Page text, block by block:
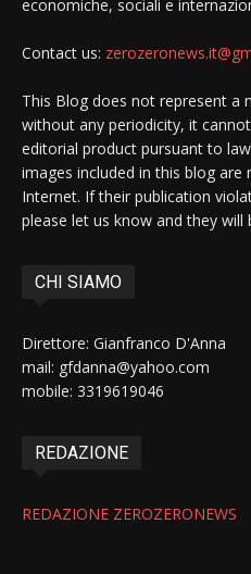
economiche, sociali e
Contact us:
This Blog does not represent a
without any periodicity, it
editorial product pursuant to
images included in this blog
Internet. If their publication
please let us know and they
CHI SIAMO
Direttore: Gianfranco D'Anna
mail: gfdanna@yahoo.com
mobile: 3319619046
REDAZIONE
REDAZIONE ZEROZERONEWS